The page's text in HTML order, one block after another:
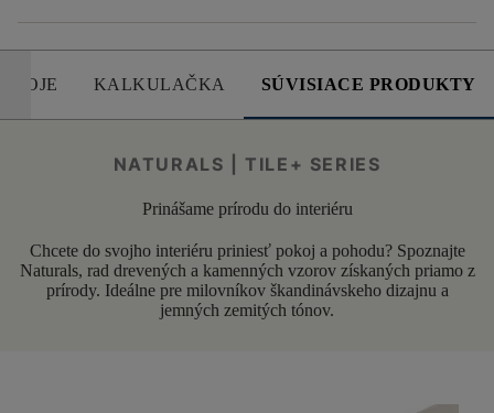
KALKULAČKA SÚVISIACE PRODUKTY
NATURALS | TILE+ SERIES
Prinášame prírodu do interiéru
Chcete do svojho interiéru priniesť pokoj a pohodu? Spoznajte
Naturals, rad drevených a kamenných vzorov získaných priamo z
prírody. Ideálne pre milovníkov škandinávskeho dizajnu a
jemných zemitých tónov.